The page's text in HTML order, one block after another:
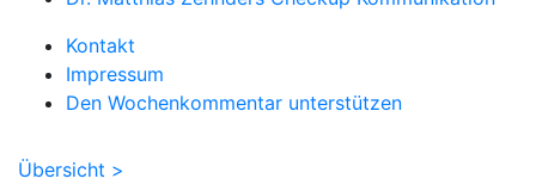
Kontakt
Impressum
Den Wochenkommentar unterstützen
Übersicht >